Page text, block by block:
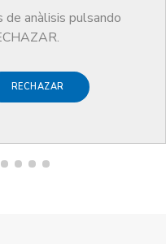
anàlisis pulsando
RECHAZAR